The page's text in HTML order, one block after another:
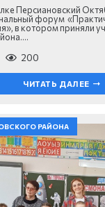
Персиановский
форум
в котором приняли
200
ЧИТАТЬ ДАЛЕЕ
РАЙОНА